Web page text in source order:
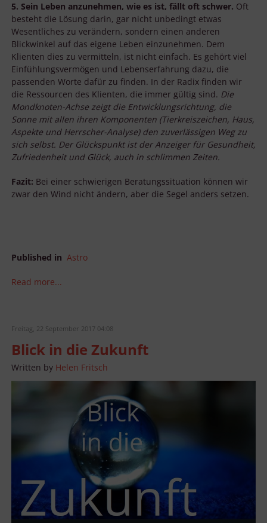
5. Sein Leben anzunehmen, wie es ist, fällt oft schwer. Oft
besteht die Lösung darin, gar nicht unbedingt etwas
Wesentliches zu verändern, sondern einen anderen
Blickwinkel auf das eigene Leben einzunehmen. Dem
Klienten dies zu vermitteln, ist nicht einfach. Es gehört viel
Einfühlungsvermögen und Lebenserfahrung dazu, die
passenden Worte dafür zu finden. In der Radix finden wir
die Ressourcen des Klienten, die immer gültig sind. Die
Mondknoten-Achse zeigt die Entwicklungsrichtung, die
Sonne mit allen ihren Komponenten (Tierkreiszeichen, Haus,
Aspekte und Herrscher-Analyse) den zuverlässigen Weg zu
sich selbst. Der Glückspunkt ist der Anzeiger für Gesundheit,
Zufriedenheit und Glück, auch in schlimmen Zeiten.
Fazit: Bei einer schwierigen Beratungssituation können wir
zwar den Wind nicht ändern, aber die Segel anders setzen.
Published in Astro
Read more...
Freitag, 22 September 2017 04:08
Blick in die Zukunft
Written by Helen Fritsch